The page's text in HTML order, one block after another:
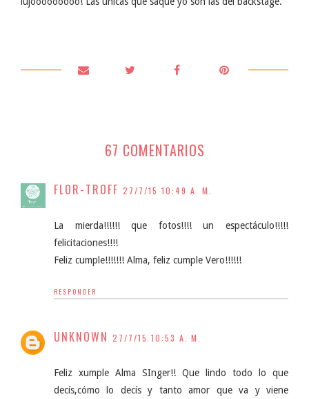
67 COMENTARIOS
FLOR-TROFF 27/7/15 10:49 A. M.
La mierda!!!!!! que fotos!!!! un espectáculo!!!!!
felicitaciones!!!!
Feliz cumple!!!!!!! Alma, feliz cumple Vero!!!!!!
RESPONDER
UNKNOWN 27/7/15 10:53 A. M.
Feliz xumple Alma SInger!! Que lindo todo lo que
decís,cómo lo decís y tanto amor que va y viene